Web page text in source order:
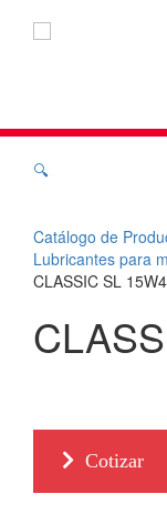
🔍
Catálogo de
Lubricantes para
CLASSIC SL
Cotizar